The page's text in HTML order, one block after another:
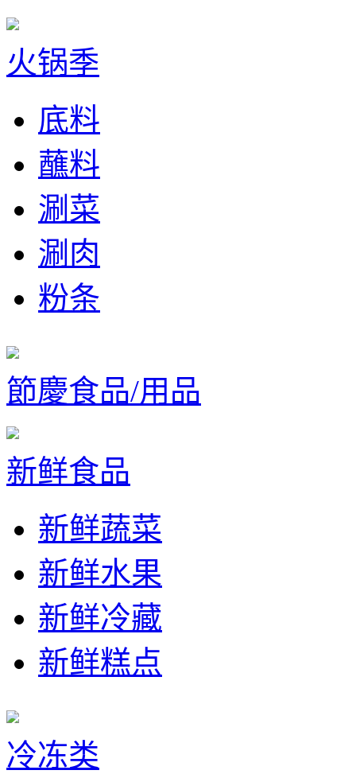
火锅季
底料
蘸料
涮菜
涮肉
粉条
節慶食品/用品
新鲜食品
新鲜蔬菜
新鲜水果
新鲜冷藏
新鲜糕点
冷冻类